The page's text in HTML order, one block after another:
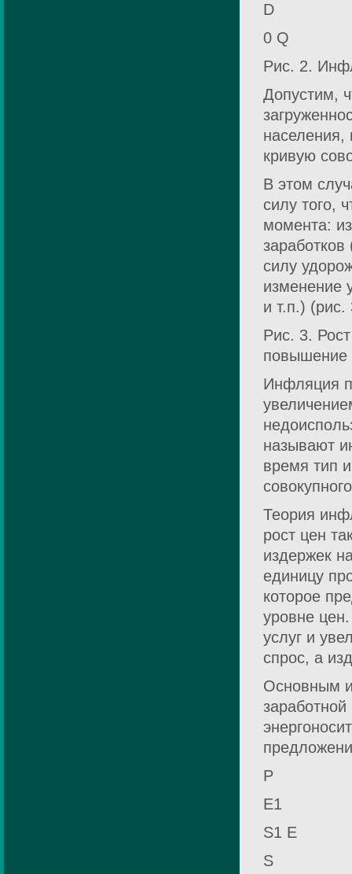
D
0 Q
Рис. 2.
Допустим,
населения,
кривую
В этом
силу того,
момента:
силу
изменение
и т.п.) (рис.
Рис. 3.
повышение
Инфляция
называют
время тип
Теория
рост цен
издержек
единицу
которое
уровне
услуг и
спрос, а
Основным
Р
E1
S1 E
S